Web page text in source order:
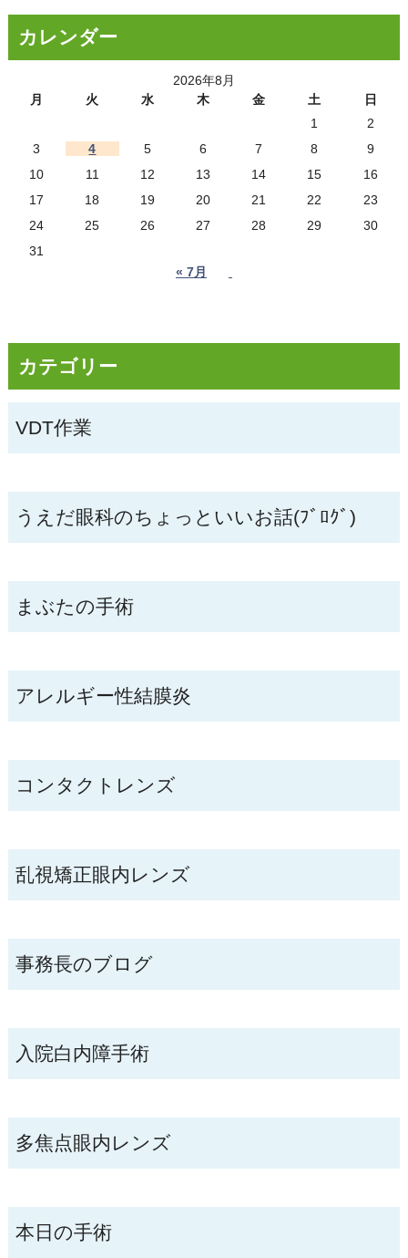
カレンダー
2026年8月
月
火 水 木 金 土
日
1
2
3
4 5 6 7 8
9
10
11 12 13 14 15
16
17
18 19 20 21 22
23
24
25 26 27 28 29
30
31
« 7月
カテゴリー
VDT作業
うえだ眼科のちょっといいお話(ﾌﾞﾛｸﾞ)
まぶたの手術
アレルギー性結膜炎
コンタクトレンズ
乱視矯正眼内レンズ
事務長のブログ
入院白内障手術
多焦点眼内レンズ
本日の手術